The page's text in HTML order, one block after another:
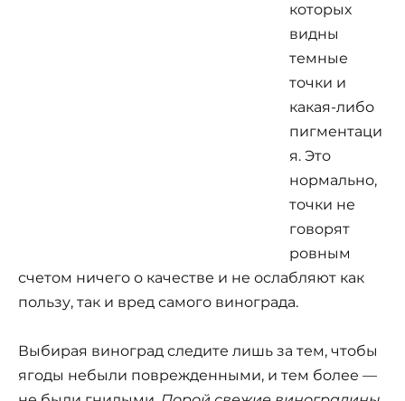
которых
видны
темные
точки и
какая-либо
пигментаци
я. Это
нормально,
точки не
говорят
ровным
счетом ничего о качестве и не ослабляют как
пользу, так и вред самого винограда.
Выбирая виноград следите лишь за тем, чтобы
ягоды небыли поврежденными, и тем более —